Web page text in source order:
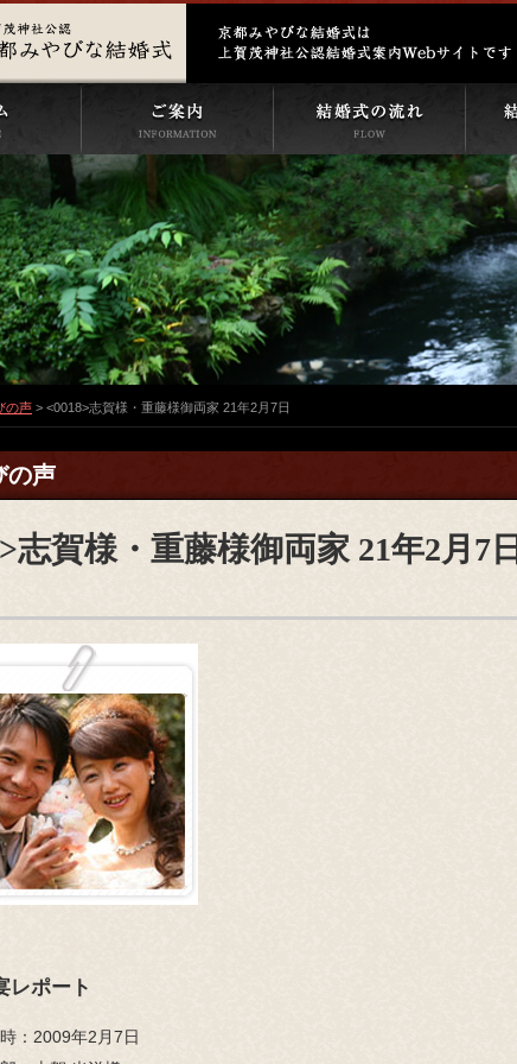
の声 > <0018>志賀様・重藤様御両家 21年2月7日
の声
志賀様・重藤様御両家 21年2月7日
レポート
： 2009年2月7日